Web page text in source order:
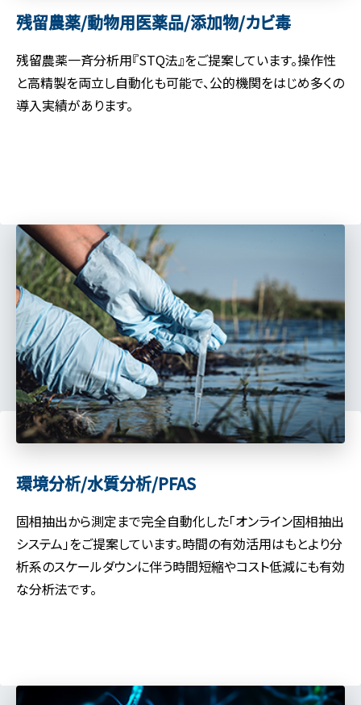
残留農薬/動物用医薬品/添加物/カビ毒
残留農薬一斉分析用『STQ法』をご提案しています。操作性
と高精製を両立し自動化も可能で、公的機関をはじめ多くの
導入実績があります。
環境分析/水質分析/PFAS
固相抽出から測定まで完全自動化した「オンライン固相抽出
システム」をご提案しています。時間の有効活用はもとより分
析系のスケールダウンに伴う時間短縮やコスト低減にも有効
な分析法です。